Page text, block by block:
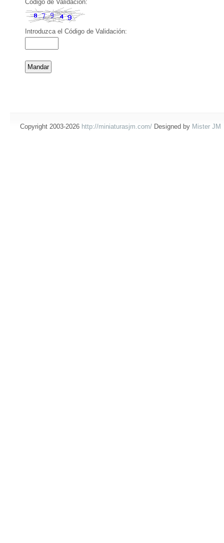
Código de Validación:
Introduzca el Código de Validación:
Copyright 2003-2026 http://miniaturasjm.com/ Designed by Mister JM